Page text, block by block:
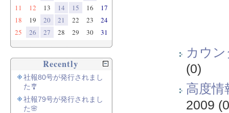
カウ
(0)
高度情
2009
11
12 13 14 15 16
17
18
19 20 21 22 23
24
25
26 27 28 29 30 31
Recently
社報80号が発行されまし
た🎐
社報79号が発行されまし
た🌸